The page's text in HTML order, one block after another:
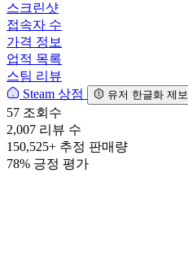
스크린샷
접속자 수
가격 정보
업적 목록
스팀 리뷰
Steam 상점
유저 한글화 제보
57 조회수
2,007 리뷰 수
150,525+ 추정 판매량
78% 긍정 평가